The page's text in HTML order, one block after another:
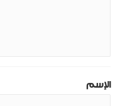
الإسم